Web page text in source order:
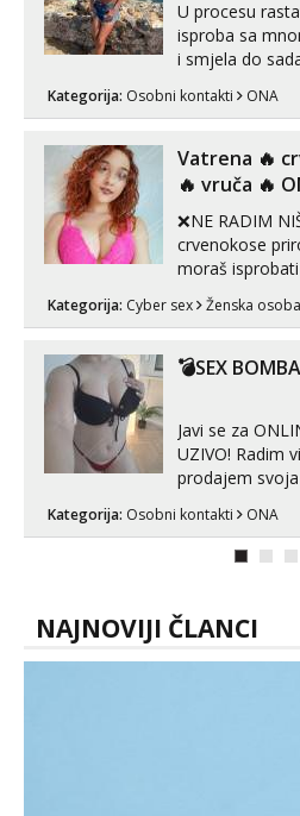
U procesu
isproba sa
i smjela do
Kategorija: Osobni kontakti ONA
Vatrena ‎️‍🔥
‎️‍🔥 vruča‎ ️‍🔥
❌NE RADIM
crvenokose
moraš
MLADA
prorodne grudi,
U mojoj
Kategorija: Cyber sex Ženska
💣SEX
Javi se za
UZIVO! Radim videopozive, dopisivanja,
prodajem svoja
Kategorija: Osobni kontakti ONA
NAJNOVIJI ČLANCI